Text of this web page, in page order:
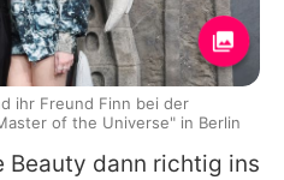
Beauty dann richtig ins
ihr Freund Finn bei der
of the Universe" in Berlin